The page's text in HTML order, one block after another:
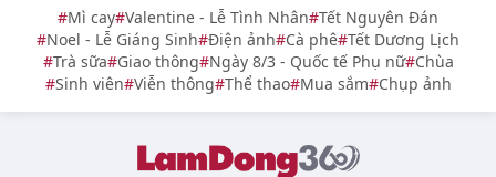
Mì cay Valentine - Lễ Tình Nhân Tết Nguyên Đán
Noel - Lễ Giáng Sinh Điện ảnh Cà phê Tết Dương Lịch
Trà sữa Giao thông Ngày 8/3 - Quốc tế Phụ nữ Chùa
Sinh viên Viễn thông Thể thao Mua sắm Chụp ảnh